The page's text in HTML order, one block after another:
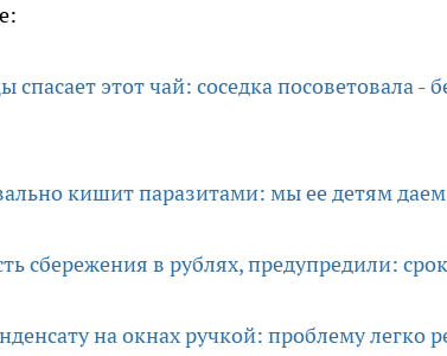
спасает этот чай: соседка посоветовала
кишит паразитами: мы ее детям
сбережения в рублях, предупредили:
на окнах ручкой: проблему легко